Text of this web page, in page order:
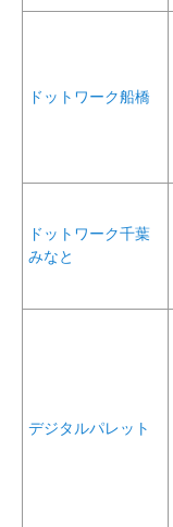
ドットワーク船橋
ドットワーク千葉
みなと
デジタルパレット